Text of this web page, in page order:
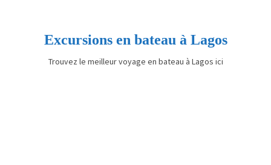
Excursions en bateau à Lagos
Trouvez le meilleur voyage en bateau à Lagos ici